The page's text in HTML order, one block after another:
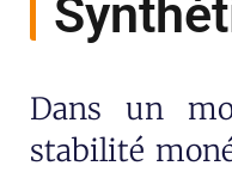
Dans un
stabilité